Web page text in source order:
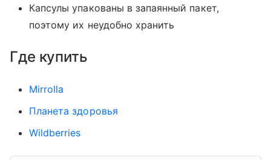
Капсулы упакованы в запаянный пакет,
поэтому их неудобно хранить
Где купить
Mirrolla
Планета здоровья
Wildberries